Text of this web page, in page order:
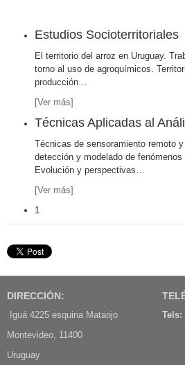
Estudios Socioterritoriales
El territorio del arroz en Uruguay.
torno al uso de agroquímicos.
producción…
[Ver más]
Técnicas Aplicadas al
Técnicas de sensoramiento remoto
detección y modelado de
Evolución y perspectivas…
[Ver más]
1
DIRECCIÓN:
Iguá 4225 esquina Mataojo
Montevideo, 11400
Uruguay
Tels: